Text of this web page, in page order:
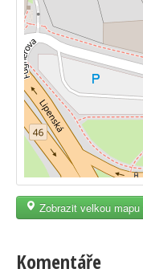
Zobrazit velkou
Komentáře